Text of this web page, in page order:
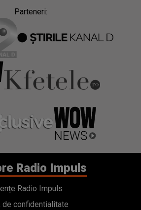
Parteneri:
Radio Impuls
Radio Impuls
de confidentialitate